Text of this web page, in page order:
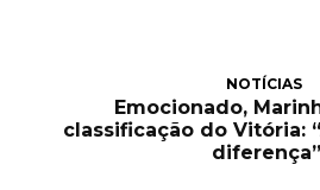
NOTÍCIAS
Emocionado,
classificação do Vitória:
diferença”